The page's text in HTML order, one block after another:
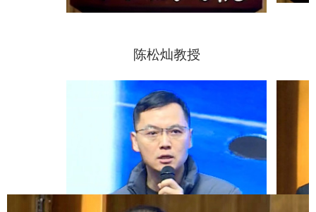
陈松灿教授